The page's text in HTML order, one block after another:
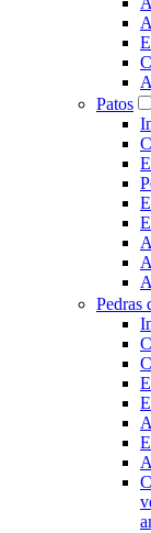
Patos
Pedras